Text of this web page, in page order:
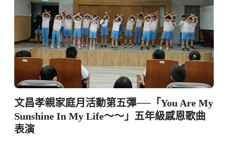
文昌孝親家庭月活動第五彈──「You Are My
Sunshine In My Life～～」五年級感恩歌曲
表演